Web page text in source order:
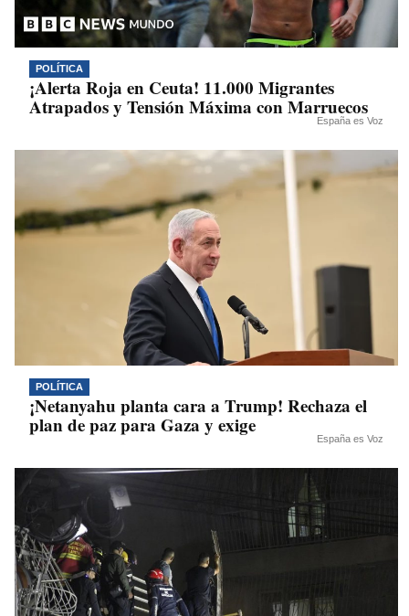
POLÍTICA
¡Alerta Roja en Ceuta! 11.000 Migrantes
Atrapados y Tensión Máxima con Marruecos
España es Voz
POLÍTICA
¡Netanyahu planta cara a Trump! Rechaza el
plan de paz para Gaza y exige
España es Voz